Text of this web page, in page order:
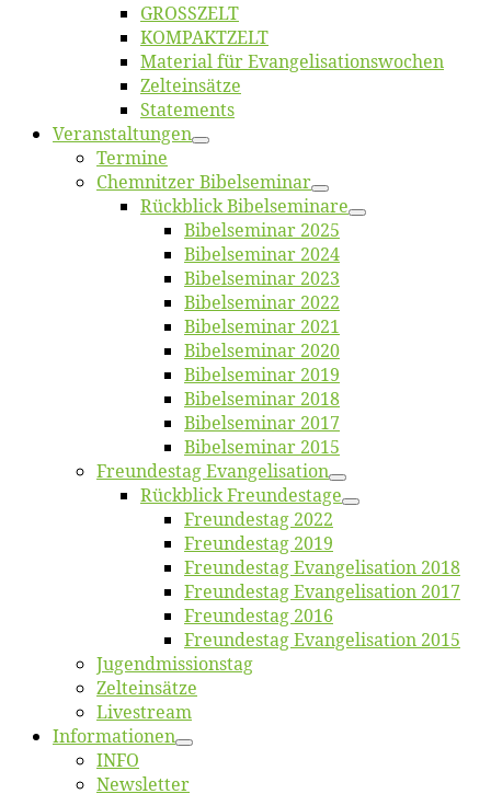
GROSSZELT
KOMPAKTZELT
Ma­te­ri­al für Evangelisationswochen
Zelt­ein­sät­ze
State­ments
Ver­an­stal­tun­gen
Ter­mi­ne
Chemnit­zer Bibelseminar
Rück­blick Bibelseminare
Bi­bel­se­mi­nar 2025
Bi­bel­se­mi­nar 2024
Bi­bel­se­mi­nar 2023
Bi­bel­se­mi­nar 2022
Bi­bel­se­mi­nar 2021
Bi­bel­se­mi­nar 2020
Bi­bel­se­mi­nar 2019
Bi­bel­se­mi­nar 2018
Bibelsemi­nar 2017
Bibelsemi­nar 2015
Freun­des­tag Evangelisation
Rück­blick Freundestage
Freun­des­tag 2022
Freun­des­tag 2019
Freun­des­tag Evan­ge­li­sa­ti­on 2018
Freun­des­tag Evan­ge­li­sa­ti­on 2017
Freun­des­tag 2016
Freun­des­tag Evan­ge­li­sa­ti­on 2015
Jugend­mis­sions­tag
Zelt­ein­sät­ze
Live­stream
Informatio­nen
INFO
News­let­ter